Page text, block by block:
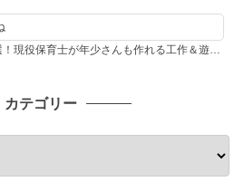
保育士が年少さんも作れる工作＆遊び方を紹介
カテゴリー